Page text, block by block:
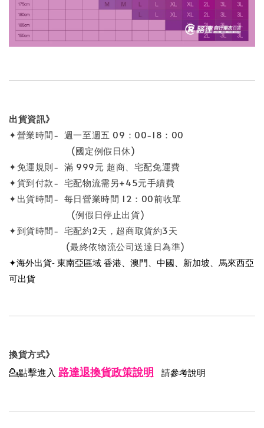
出貨資訊》
✦營業時間- 週一至週五 09：00-18：00
(國定例假日休)
✦免運規則- 滿 999元 超商、宅配免運費
✦貨到付款- 宅配物流需另+45元手續費
✦出貨時間- 每日營業時間 12：00前收單
(例假日停止出貨)
✦到貨時間- 宅配約2天，超商取貨約3天
(最終依物流公司送達日為準)
✦海外出貨- 東南亞區域 香港、澳門、中國、新加坡、馬來西亞
可出貨
換貨方式》
💁點擊進入 路達退換貨政策說明 請參考說明